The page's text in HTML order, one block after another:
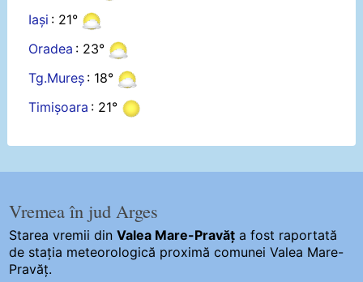
Iași : 21°
Oradea : 23°
Tg.Mureș : 18°
Timișoara : 21°
Vremea în jud Arges
Starea vremii dinValea Mare-Pravăț a fost raportată
de stația meteorologică proximă comunei Valea Mare-
Pravăț.